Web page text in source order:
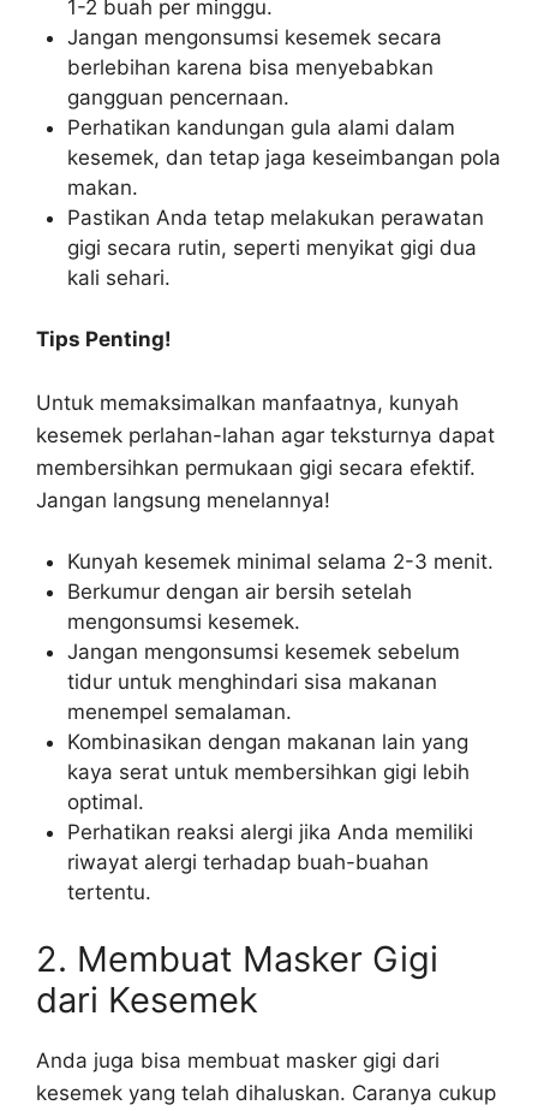
1-2 buah per minggu.
Jangan mengonsumsi kesemek secara
berlebihan karena bisa menyebabkan
gangguan pencernaan.
Perhatikan kandungan gula alami dalam
kesemek, dan tetap jaga keseimbangan pola
makan.
Pastikan Anda tetap melakukan perawatan
gigi secara rutin, seperti menyikat gigi dua
kali sehari.
Tips Penting!
Untuk memaksimalkan manfaatnya, kunyah
kesemek perlahan-lahan agar teksturnya dapat
membersihkan permukaan gigi secara efektif.
Jangan langsung menelannya!
Kunyah kesemek minimal selama 2-3 menit.
Berkumur dengan air bersih setelah
mengonsumsi kesemek.
Jangan mengonsumsi kesemek sebelum
tidur untuk menghindari sisa makanan
menempel semalaman.
Kombinasikan dengan makanan lain yang
kaya serat untuk membersihkan gigi lebih
optimal.
Perhatikan reaksi alergi jika Anda memiliki
riwayat alergi terhadap buah-buahan
tertentu.
2. Membuat Masker Gigi
dari Kesemek
Anda juga bisa membuat masker gigi dari
kesemek yang telah dihaluskan. Caranya cukup